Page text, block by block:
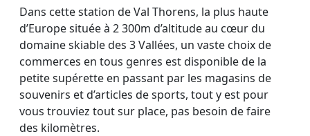
Dans cette station de Val Thorens, la plus haute
d’Europe située à 2 300m d’altitude au cœur du
domaine skiable des 3 Vallées, un vaste choix de
commerces en tous genres est disponible de la
petite supérette en passant par les magasins de
souvenirs et d’articles de sports, tout y est pour
vous trouviez tout sur place, pas besoin de faire
des kilomètres.